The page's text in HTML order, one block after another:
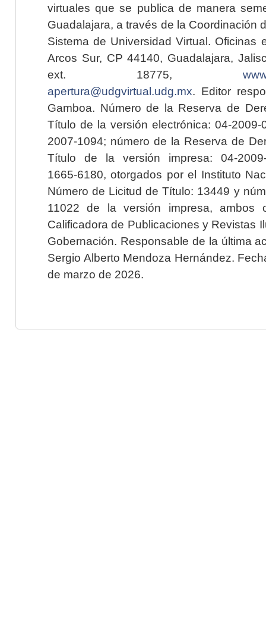
virtuales que se publica de manera
Guadalajara, a través de la Coordinación
Sistema de Universidad Virtual. Oficinas
Arcos Sur, CP 44140, Guadalajara,
ext. 18775,
apertura@udgvirtual.udg.mx. Editor
Gamboa. Número de la Reserva de
Título de la versión electrónica: 04-2009-
2007-1094; número de la Reserva de
Título de la versión impresa: 04-2009-
1665-6180, otorgados por el Instituto
Número de Licitud de Título: 13449 y
11022 de la versión impresa, ambos
Calificadora de Publicaciones y Revistas
Gobernación. Responsable de la última
Sergio Alberto Mendoza Hernández.
de marzo de 2026.